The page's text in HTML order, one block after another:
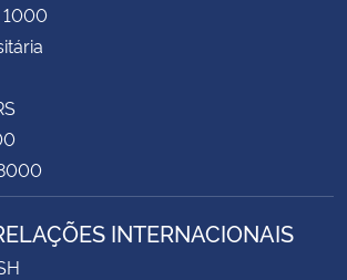
1000
INTERNACIONAIS